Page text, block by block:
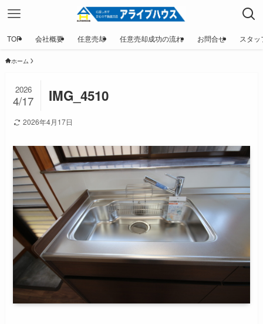
TOP 会社概要 任意売却 任意売却成功の流れ お問合せ スタ
ホーム
IMG_4510
2026
4/17
2026年4月17日